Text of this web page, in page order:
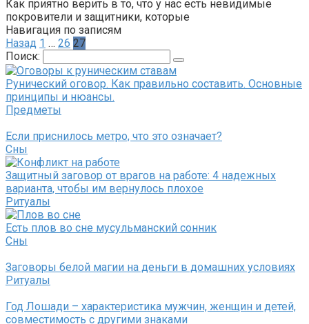
Как приятно верить в то, что у нас есть невидимые
покровители и защитники, которые
Навигация по записям
Назад 1 … 26 27
Поиск:
Рунический оговор. Как правильно составить. Основные
принципы и нюансы.
Предметы
Если приснилось метро, что это означает?
Сны
Защитный заговор от врагов на работе: 4 надежных
варианта, чтобы им вернулось плохое
Ритуалы
Есть плов во сне мусульманский сонник
Сны
Заговоры белой магии на деньги в домашних условиях
Ритуалы
Год Лошади – характеристика мужчин, женщин и детей,
совместимость с другими знаками